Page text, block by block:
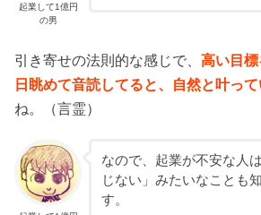
起業して1億円
の男
引き寄せの法則的な感じで、高い目
日眺めて音読してると、自然と叶って
ね。（言霊）
なので、起業が不安な人
じない」みたいなことも
す。